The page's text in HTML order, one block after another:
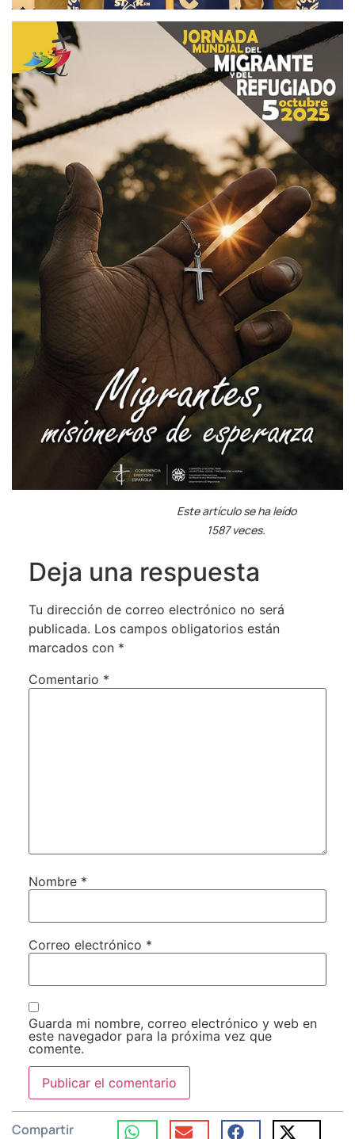
Este artículo se ha leído
1587 veces.
Deja una respuesta
Tu dirección de correo electrónico no será
publicada. Los campos obligatorios están
marcados con *
Comentario *
Nombre *
Correo electrónico *
Guarda mi nombre, correo electrónico y web en
este navegador para la próxima vez que
comente.
Compartir